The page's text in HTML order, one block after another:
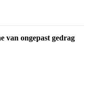
van ongepast gedrag